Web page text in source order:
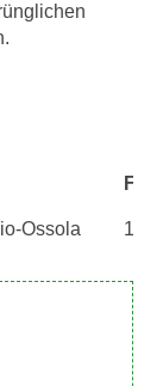
Ossola 14